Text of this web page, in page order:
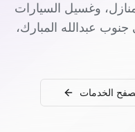
وغسيل السيارات
عبدالله المبارك،
الخدمات